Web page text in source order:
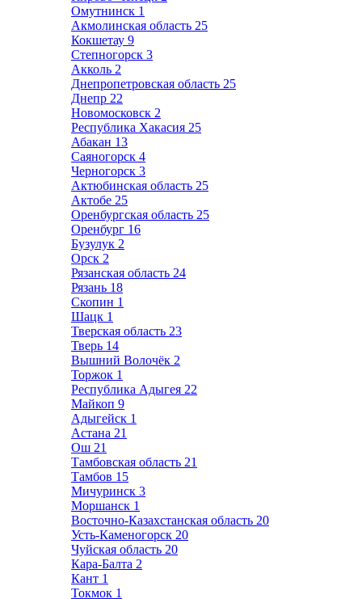
Омутнинск 1
Акмолинская область 25
Кокшетау 9
Степногорск 3
Акколь 2
Днепропетровская область 25
Днепр 22
Новомосковск 2
Республика Хакасия 25
Абакан 13
Саяногорск 4
Черногорск 3
Актюбинская область 25
Актобе 25
Оренбургская область 25
Оренбург 16
Бузулук 2
Орск 2
Рязанская область 24
Рязань 18
Скопин 1
Шацк 1
Тверская область 23
Тверь 14
Вышний Волочёк 2
Торжок 1
Республика Адыгея 22
Майкоп 9
Адыгейск 1
Астана 21
Ош 21
Тамбовская область 21
Тамбов 15
Мичуринск 3
Моршанск 1
Восточно-Казахстанская область 20
Усть-Каменогорск 20
Чуйская область 20
Кара-Балта 2
Кант 1
Токмок 1